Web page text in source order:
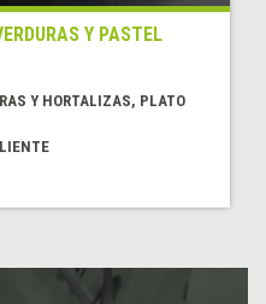
Y PASTEL
Y HORTALIZAS, PLATO